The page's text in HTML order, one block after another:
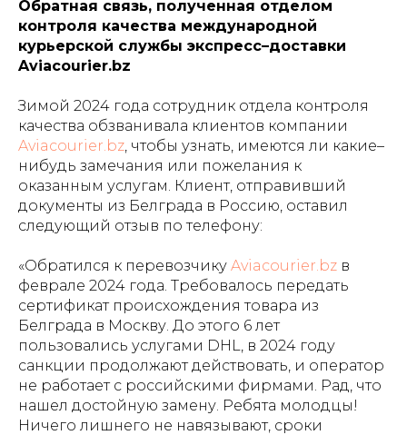
Обратная связь, полученная отделом
контроля качества международной
курьерской службы экспресс–доставки
Aviacourier.bz
Зимой 2024 года сотрудник отдела контроля
качества обзванивала клиентов компании
Aviacourier.bz , чтобы узнать, имеются ли какие–
нибудь замечания или пожелания к
оказанным услугам. Клиент, отправивший
документы из Белграда в Россию, оставил
следующий отзыв по телефону:
«Обратился к перевозчику Aviacourier.bz в
феврале 2024 года. Требовалось передать
сертификат происхождения товара из
Белграда в Москву. До этого 6 лет
пользовались услугами DHL, в 2024 году
санкции продолжают действовать, и оператор
не работает с российскими фирмами. Рад, что
нашел достойную замену. Ребята молодцы!
Ничего лишнего не навязывают, сроки